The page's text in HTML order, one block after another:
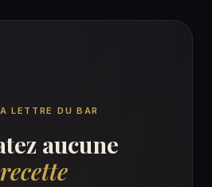
LETTRE DU BAR
aucune
recette